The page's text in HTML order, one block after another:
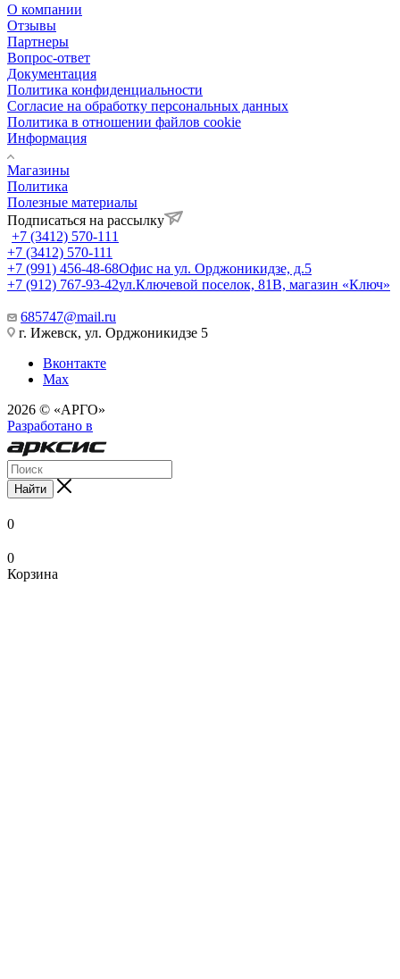
О компании
Отзывы
Партнеры
Вопрос-ответ
Документация
Политика конфиденциальности
Согласие на обработку персональных данных
Политика в отношении файлов cookie
Информация
Магазины
Политика
Полезные материалы
Подписаться на рассылку
+7 (3412) 570-111
+7 (3412) 570-111
+7 (991) 456-48-68Офис на ул. Орджоникидзе, д.5
+7 (912) 767-93-42ул.Ключевой поселок, 81В, магазин «Ключ»
685747@mail.ru
г. Ижевск, ул. Орджоникидзе 5
Вконтакте
Max
2026 © «АРГО»
Разработано в
Найти
0
0
Корзина